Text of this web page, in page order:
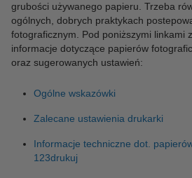
grubości używanego papieru. Trzeba
ogólnych, dobrych praktykach
fotograficznym. Pod poniższymi linkami
informacje dotyczące papierów
oraz sugerowanych ustawień:
Ogólne wskazówki
Zalecane ustawienia drukarki
Informacje techniczne dot.
123drukuj